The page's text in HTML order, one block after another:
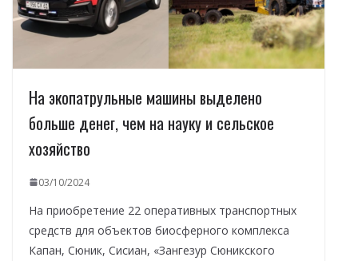
На экопатрульные машины выделено
больше денег, чем на науку и сельское
хозяйство
03/10/2024
На приобретение 22 оперативных транспортных
средств для объектов биосферного комплекса
Капан, Сюник, Сисиан, «Зангезур Сюникского